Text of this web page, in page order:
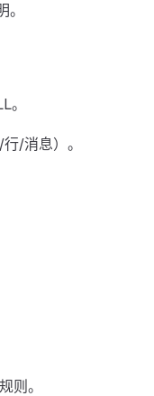
。
/消息）。
则。